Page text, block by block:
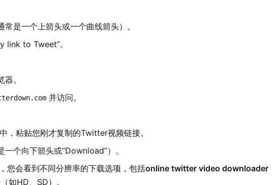
常是一个上箭头或一个曲线箭头）。
link to Tweet”。
。
并访问。
粘贴您刚才复制的Twitter视频链接。
一个向下箭头或“Download”）。
您会看到不同分辨率的下载选项，包括online twitter video downloader
如HD、SD）。